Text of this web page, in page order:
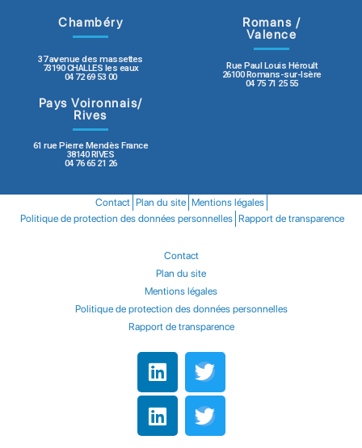
Chambéry
37 avenue des massettes
73190 CHALLES les eaux
04 72 69 53 00
Romans /
Valence
Rue Paul Louis Héroult
26100 Romans-sur-Isère
04 75 71 25 55
Pays Voironnais/
Rives
61 rue Pierre Mendès France
38140 RIVES
04 76 65 21 26
Contact Plan du site Mentions légales
Politique de protection des données personnelles Rapport de transparence
Contact
Plan du site
Mentions légales
Politique de protection des données personnelles
Rapport de transparence